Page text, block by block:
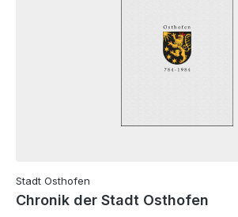
Stadt Osthofen
Chronik der Stadt Osthofen